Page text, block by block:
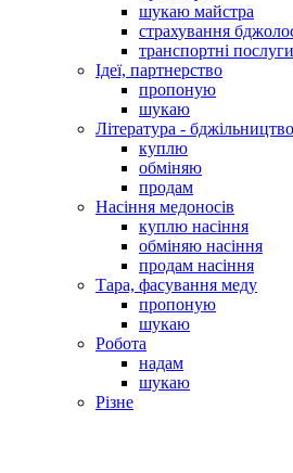
шукаю майстра
страхування
транспортні послуги
Ідеї, партнерство
пропоную
шукаю
Література - бджільництво
куплю
обміняю
продам
Насіння медоносів
куплю насіння
обміняю насіння
продам насіння
Тара, фасування меду
пропоную
шукаю
Робота
надам
шукаю
Різне